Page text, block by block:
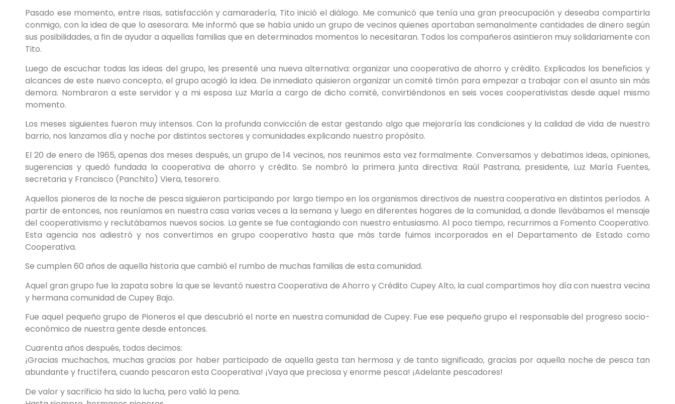
Pasado ese momento, entre risas, satisfacción y camaradería, Tito inició el diálogo. Me comunicó que tenía una gran preocupación y deseaba compartirla
conmigo, con la idea de que lo asesorara. Me informó que se había unido un grupo de vecinos quienes aportaban semanalmente cantidades de dinero según
sus posibilidades, a fin de ayudar a aquellas familias que en determinados momentos lo necesitaran. Todos los compañeros asintieron muy solidariamente con
Tito.
Luego de escuchar todas las ideas del grupo, les presenté una nueva alternativa: organizar una cooperativa de ahorro y crédito. Explicados los beneficios y
alcances de este nuevo concepto, el grupo acogió la idea. De inmediato quisieron organizar un comité timón para empezar a trabajar con el asunto sin más
demora. Nombraron a este servidor y a mi esposa Luz María a cargo de dicho comité, convirtiéndonos en seis voces cooperativistas desde aquel mismo
momento.
Los meses siguientes fueron muy intensos. Con la profunda convicción de estar gestando algo que mejoraría las condiciones y la calidad de vida de nuestro
barrio, nos lanzamos día y noche por distintos sectores y comunidades explicando nuestro propósito.
El 20 de enero de 1965, apenas dos meses después, un grupo de 14 vecinos, nos reunimos esta vez formalmente. Conversamos y debatimos ideas, opiniones,
sugerencias y quedó fundada la cooperativa de ahorro y crédito. Se nombró la primera junta directiva: Raúl Pastrana, presidente, Luz María Fuentes,
secretaria y Francisco (Panchito) Viera, tesorero.
Aquellos pioneros de la noche de pesca siguieron participando por largo tiempo en los organismos directivos de nuestra cooperativa en distintos períodos. A
partir de entonces, nos reuníamos en nuestra casa varias veces a la semana y luego en diferentes hogares de la comunidad, a donde llevábamos el mensaje
del cooperativismo y reclutábamos nuevos socios. La gente se fue contagiando con nuestro entusiasmo. Al poco tiempo, recurrimos a Fomento Cooperativo.
Esta agencia nos adiestró y nos convertimos en grupo cooperativo hasta que más tarde fuimos incorporados en el Departamento de Estado como
Cooperativa.
Se cumplen 60 años de aquella historia que cambió el rumbo de muchas familias de esta comunidad.
Aquel gran grupo fue la zapata sobre la que se levantó nuestra Cooperativa de Ahorro y Crédito Cupey Alto, la cual compartimos hoy día con nuestra vecina
y hermana comunidad de Cupey Bajo.
Fue aquel pequeño grupo de Pioneros el que descubrió el norte en nuestra comunidad de Cupey. Fue ese pequeño grupo el responsable del progreso socio-
económico de nuestra gente desde entonces.
Cuarenta años después, todos decimos:
¡Gracias muchachos, muchas gracias por haber participado de aquella gesta tan hermosa y de tanto significado, gracias por aquella noche de pesca tan
abundante y fructífera, cuando pescaron esta Cooperativa! ¡Vaya que preciosa y enorme pesca! ¡Adelante pescadores!
De valor y sacrificio ha sido la lucha, pero valió la pena.